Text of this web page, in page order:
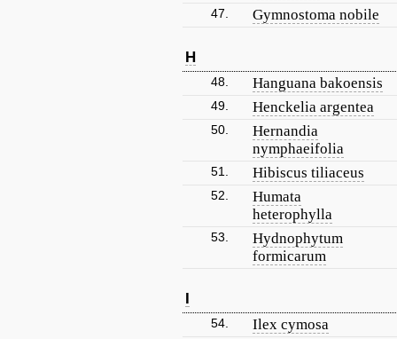
47. Gymnostoma nobile
H
48. Hanguana bakoensis
49. Henckelia argentea
50.
Hernandia
nymphaeifolia
51. Hibiscus tiliaceus
52.
Humata
heterophylla
53.
Hydnophytum
formicarum
I
54. Ilex cymosa